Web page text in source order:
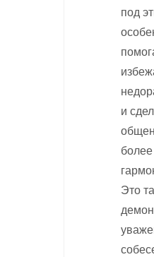
под
и
более
Это